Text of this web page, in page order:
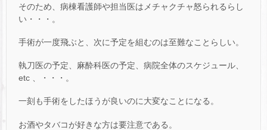
そのため、病棟看護師や担当医はメチャクチャ怒られるらし
い・・・。
手術が一度飛ぶと、次に予定を組むのは至難なことらしい。
執刀医の予定、麻酔科医の予定、病院全体のスケジュール、
etc 、・・・。
一刻も手術をしたほうが良いのに大変なことになる。
お酒やタバコが好きな方は要注意である。